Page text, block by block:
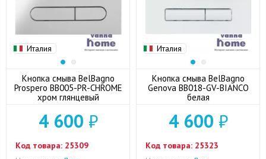
Италия
Кнопка смыва BelBagno
Prospero BB005-PR-CHROME
хром глянцевый
4 600 ₽
Код товара: 25309
Италия
Кнопка смыва BelBagno
Genova BB018-GV-BIANCO
белая
4 600 ₽
Код товара: 25323